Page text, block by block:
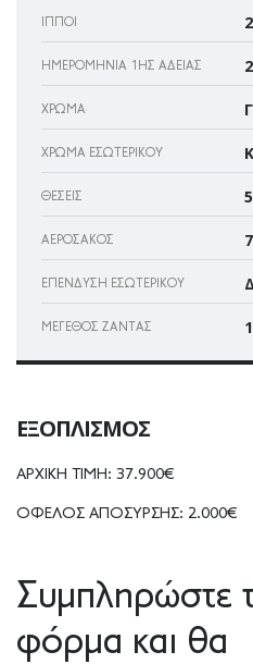
ΊΠΠΟΙ
ΗΜΕΡΟΜΗΝΊΑ 1ΗΣ ΆΔΕΙΑΣ
ΧΡΏΜΑ
ΧΡΏΜΑ ΕΣΩΤΕΡΙΚΟΎ
ΘΈΣΕΙΣ 5
ΑΕΡΌΣΑΚΌΣ 7
ΕΠΈΝΔΥΣΗ ΕΣΩΤΕΡΙΚΟΎ
ΜΈΓΕΘΟΣ ΖΆΝΤΑΣ
ΕΞΟΠΛΙΣΜΌΣ
ΑΡΧΙΚΗ ΤΙΜΗ: 37.900€
ΟΦΕΛΟΣ ΑΠΟΣΥΡΣΗΣ: 2.000€
Συμπληρώστε
φόρμα και θα